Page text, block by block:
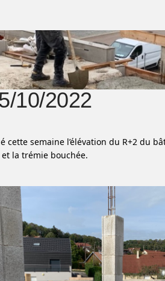
10/2022
cette semaine l’élévation du R+2 du
la trémie bouchée.